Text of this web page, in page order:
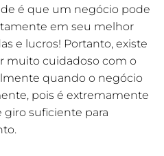
é que um negócio pode
em seu melhor
e lucros! Portanto, existe
muito cuidadoso com o
quando o negócio
pois é extremamente
giro suficiente para